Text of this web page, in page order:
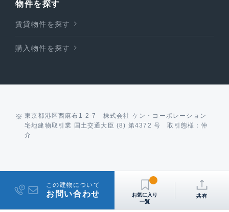
物件を探す
賃貸物件を探す
購入物件を探す
東京都港区西麻布1-2-7 株式会社 ケン・コーポレーション
宅地建物取引業 国土交通大臣 (8) 第4372 号 取引態様：仲
介
この建物について
お問い合わせ 共有